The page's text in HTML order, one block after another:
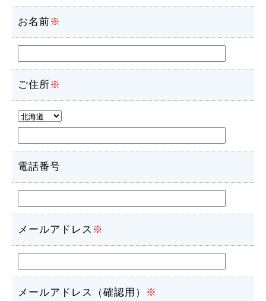
お名前※
ご住所※
電話番号
メールアドレス ※
メールアドレス（確認用） ※